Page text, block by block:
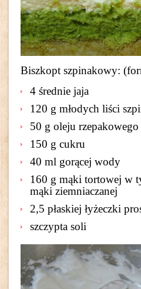
Biszkopt szpinakowy:
4 średnie jaja
120 g młodych liści
50 g oleju rzepakowego
150 g cukru
40 ml gorącej wody
160 g mąki tortowej w
mąki ziemniaczanej
2,5 płaskiej łyżeczki
szczypta soli